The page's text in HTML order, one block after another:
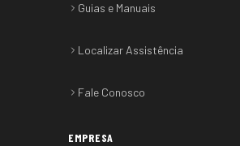
Guias e Manuais
Localizar Assistência
Fale Conosco
EMPRESA